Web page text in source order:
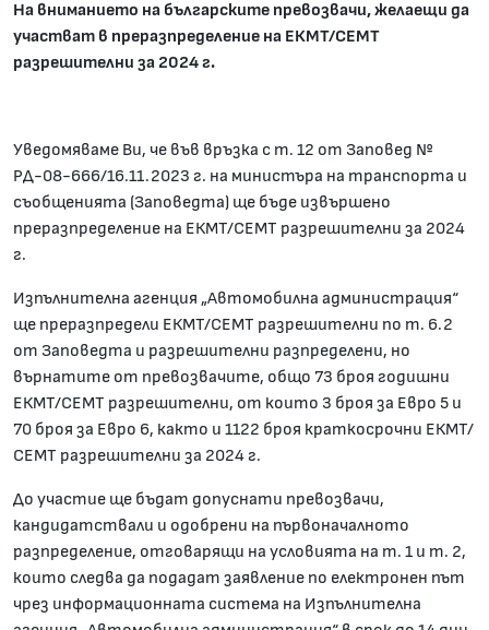
На вниманието на българските превозвачи, желаещи да
участват в преразпределение на ЕКМТ/СЕМТ
разрешителни за 2024г.
Уведомяваме Ви, че във връзка с т. 12 от Заповед №
РД-08-666/16.11.2023 г. на министъра на транспорта и
съобщенията (Заповедта) ще бъде извършено
преразпределение на ЕКМТ/СЕМТ разрешителни за 2024
г.
Изпълнителна агенция „Автомобилна администрация“
ще преразпредели ЕКМТ/СЕМТ разрешителни по т. 6.2
от Заповедта и разрешителни разпределени, но
върнатите от превозвачите, общо 73 броя годишни
ЕКМТ/СЕМТ разрешителни, от които 3 броя за Евро 5 и
70 броя за Евро 6, както и 1122 броя краткосрочни ЕКМТ/
СЕМТ разрешителни за 2024 г.
До участие ще бъдат допуснати превозвачи,
кандидатствали и одобрени на първоначалното
разпределение, отговарящи на условията на т. 1 и т. 2,
които следва да подадат заявление по електронен път
чрез информационната система на Изпълнителна